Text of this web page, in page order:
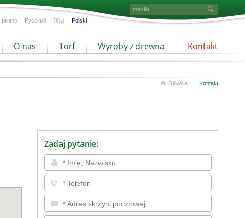
Italiano Русский 汉语 Polski
O nas Torf Wyroby z drewna Kontakt
Główna Kontakt
Zadaj pytanie: